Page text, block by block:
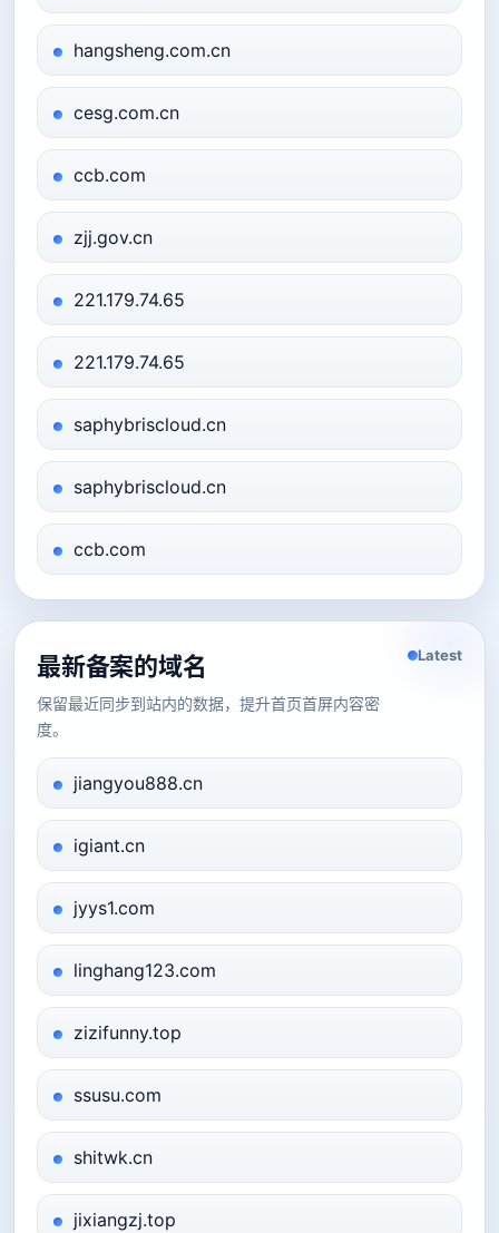
hangsheng.com.cn
cesg.com.cn
ccb.com
zjj.gov.cn
221.179.74.65
221.179.74.65
saphybriscloud.cn
saphybriscloud.cn
ccb.com
最新备案的域名
保留最近同步到站内的数据，提升首页首屏内容密
度。
Latest
jiangyou888.cn
igiant.cn
jyys1.com
linghang123.com
zizifunny.top
ssusu.com
shitwk.cn
jixiangzj.top